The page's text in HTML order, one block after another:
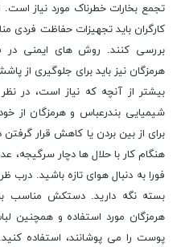
تجمع بخارات خطرناک مورد نیاز
کارگران باید تجهیزات حفاظت فردی
بررسی کنند. روش ‌های ایمنی در
هرمزگان نیز باید برای جلوگیری از
بیشتر از آنچه که نیاز است، در نظر
شیمیایی بندرعباس و هرمزگان از
برای از بین بردن یا کاهش قرار
هنگام کار با حلال ها دچار سرگیجه،
فورا به دنبال هوای تازه باشید. درب
بسته نگه دارید. دستکش مناسب
هرمزگان مورد استفاده و همچنین
پوست را می پوشانند، استفاده